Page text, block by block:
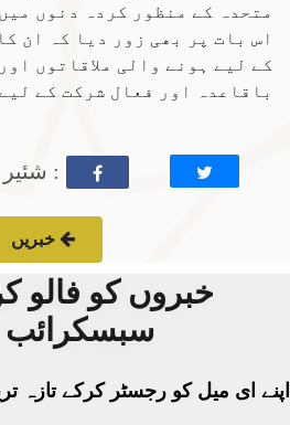
متحدہ کے منظور کردہ دنوں
اس بات پر بھی زور دیا کہ ان
کے لیے ہونے والی ملاقاتوں
باقاعدہ اور فعال شرکت کے
:
خبریں
خبروں کو فالو
سبسکرائب
اپنے ای میل کو رجسٹر کرکے تازہ